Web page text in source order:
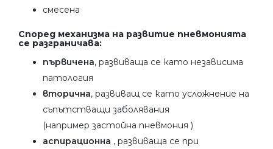
смесена
Според механизма на развитие пневмонията
се разграничава:
първичена, развиваща се като независима
патология
вторична, развиващ се като усложнение на
съпътстващи заболявания
(например застойна пневмония )
аспирационна , развиваща се при